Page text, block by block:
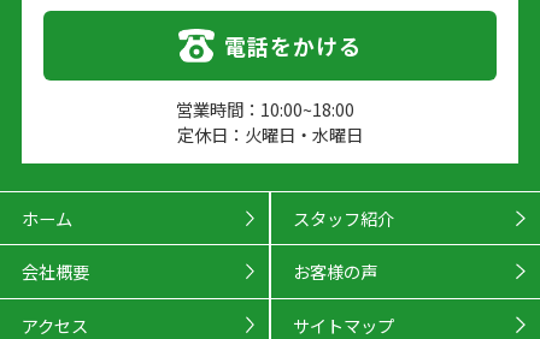
電話をかける
営業時間：10:00~18:00
定休日：火曜日・水曜日
ホーム スタッフ紹介
会社概要 お客様の声
アクセス サイトマップ